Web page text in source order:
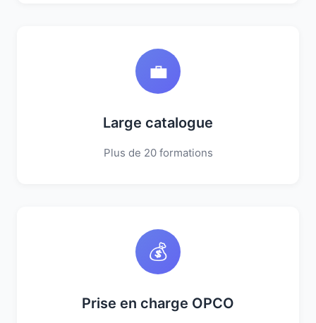
💼
Large catalogue
Plus de 20 formations
💰
Prise en charge OPCO